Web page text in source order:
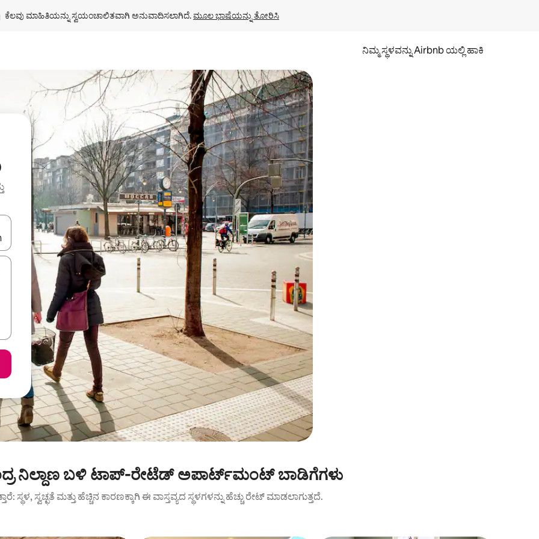
ಕೆಲವು ಮಾಹಿತಿಯನ್ನು ಸ್ವಯಂಚಾಲಿತವಾಗಿ ಅನುವಾದಿಸಲಾಗಿದೆ. ಮೂಲ ಭಾಷೆಯನ್ನು ತೋರಿಸಿ
ನಿಮ್ಮ ಸ್ಥಳವನ್ನು Airbnb ಯಲ್ಲಿ ಹಾಕಿ
ನ್ಯಾವಿಗೇಟ್ ಮಾಡಿ ಅಥವಾ ಸ್ಪರ್ಶ ಅಥವಾ ಸ್ವೈಪ್ ಗೆಸ್ಚರ್‌ಗಳ ಮೂಲಕ ಅನ್ವೇಷಿಸಿ.
ನಿಲ್ದಾಣ ಬಳಿ ಟಾಪ್-ರೇಟೆಡ್ ಅಪಾರ್ಟ್‌ಮಂಟ್ ಬಾಡಿಗೆಗಳು
ಸ್ಥಳ, ಸ್ವಚ್ಛತೆ ಮತ್ತು ಹೆಚ್ಚಿನ ಕಾರಣಕ್ಕಾಗಿ ಈ ವಾಸ್ತವ್ಯದ ಸ್ಥಳಗಳನ್ನು ಹೆಚ್ಚು ರೇಟ್ ಮಾಡಲಾಗುತ್ತದೆ.